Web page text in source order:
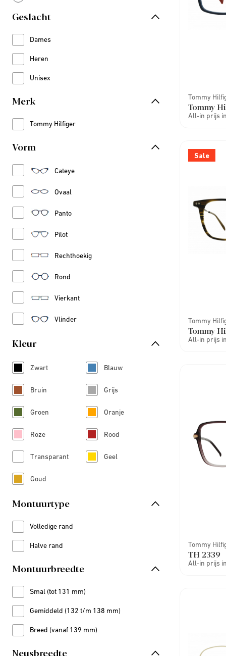
Geslacht
Dames
Refine by Geslacht: Dames
Heren
Refine by Geslacht: Heren
Unisex
Refine by Geslacht: Unisex
Merk
Tommy Hilfiger
Refine by Merk: Tommy Hilfiger
Vorm
Cateye
Refine by Vorm: Cateye
Ovaal
Refine by Vorm: Ovaal
Panto
Refine by Vorm: Panto
Pilot
Refine by Vorm: Pilot
Rechthoekig
Refine by Vorm: Rechthoekig
Rond
Refine by Vorm: Rond
Vierkant
Refine by Vorm: Vierkant
Vlinder
Refine by Vorm: Vlinder
Kleur
Zwart
Refine by Kleur: Zwart
Blauw
Refine by Kleur: Blauw
Bruin
Refine by Kleur: Bruin
Grijs
Refine by Kleur: Grijs
Groen
Refine by Kleur: Groen
Oranje
Refine by Kleur: Oranje
Roze
Refine by Kleur: Roze
Rood
Refine by Kleur: Rood
Transparant
Refine by Kleur: Transparant
Geel
Refine by Kleur: Geel
Goud
Refine by Kleur: Goud
Montuurtype
Volledige rand
Refine by Montuurtype: Volledige rand
Halve rand
Refine by Montuurtype: Halve rand
Montuurbreedte
Smal (tot 131 mm)
Refine by Montuurbreedte: Smal (tot 131 mm)
Gemiddeld (132 t/m 138 mm)
Refine by Montuurbreedte: Gemiddeld (132 t/m 138 mm)
Breed (vanaf 139 mm)
Refine by Montuurbreedte: Breed (vanaf 139 mm)
Neusbreedte
Tommy
Tommy
All-in prijs
Sale
Tommy
Tommy
All-in prijs
Tommy
TH 2339
All-in prijs